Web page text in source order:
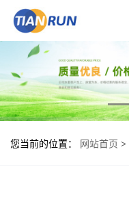
您当前的位置： 网站首页 >